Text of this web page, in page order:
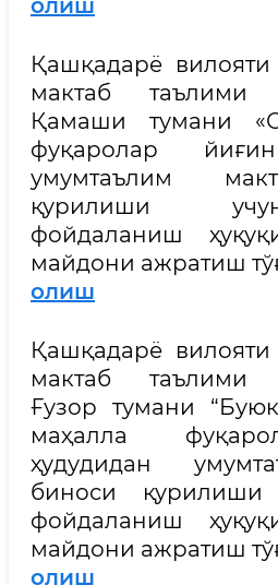
олиш
Қашқадарё
мактаб таълими
Қамаши тумани
фуқаролар
умумтаълим
қурилиши
фойдаланиш
майдони ажратиш
олиш
Қашқадарё
мактаб таълими
Ғузор тумани
маҳалла
ҳудудидан
биноси
фойдаланиш
майдони ажратиш
олиш